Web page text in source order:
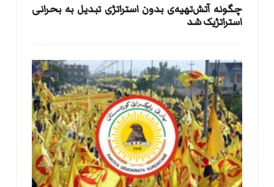
​چگونه آتش‌تهیه‌ی بدون استراتژی تبدیل به بحرانی
استراتژیک شد